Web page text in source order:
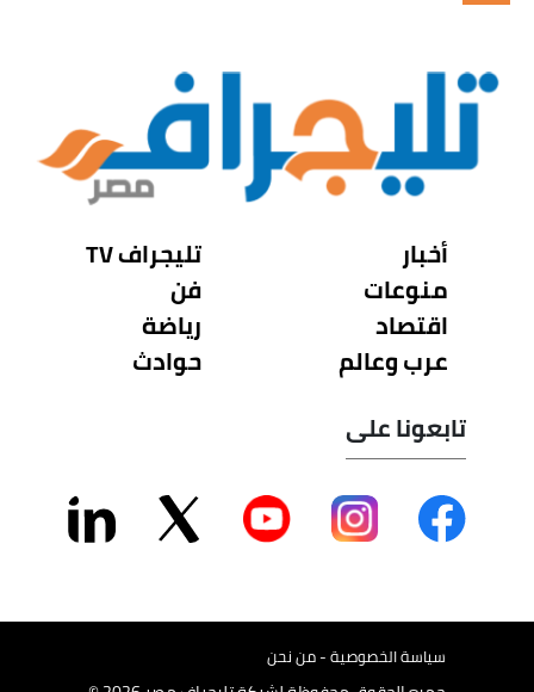
أخبار
منوعات
اقتصاد
عرب وعالم
تليجراف TV
فن
رياضة
حوادث
تابعونا على
سياسة الخصوصية - من نحن